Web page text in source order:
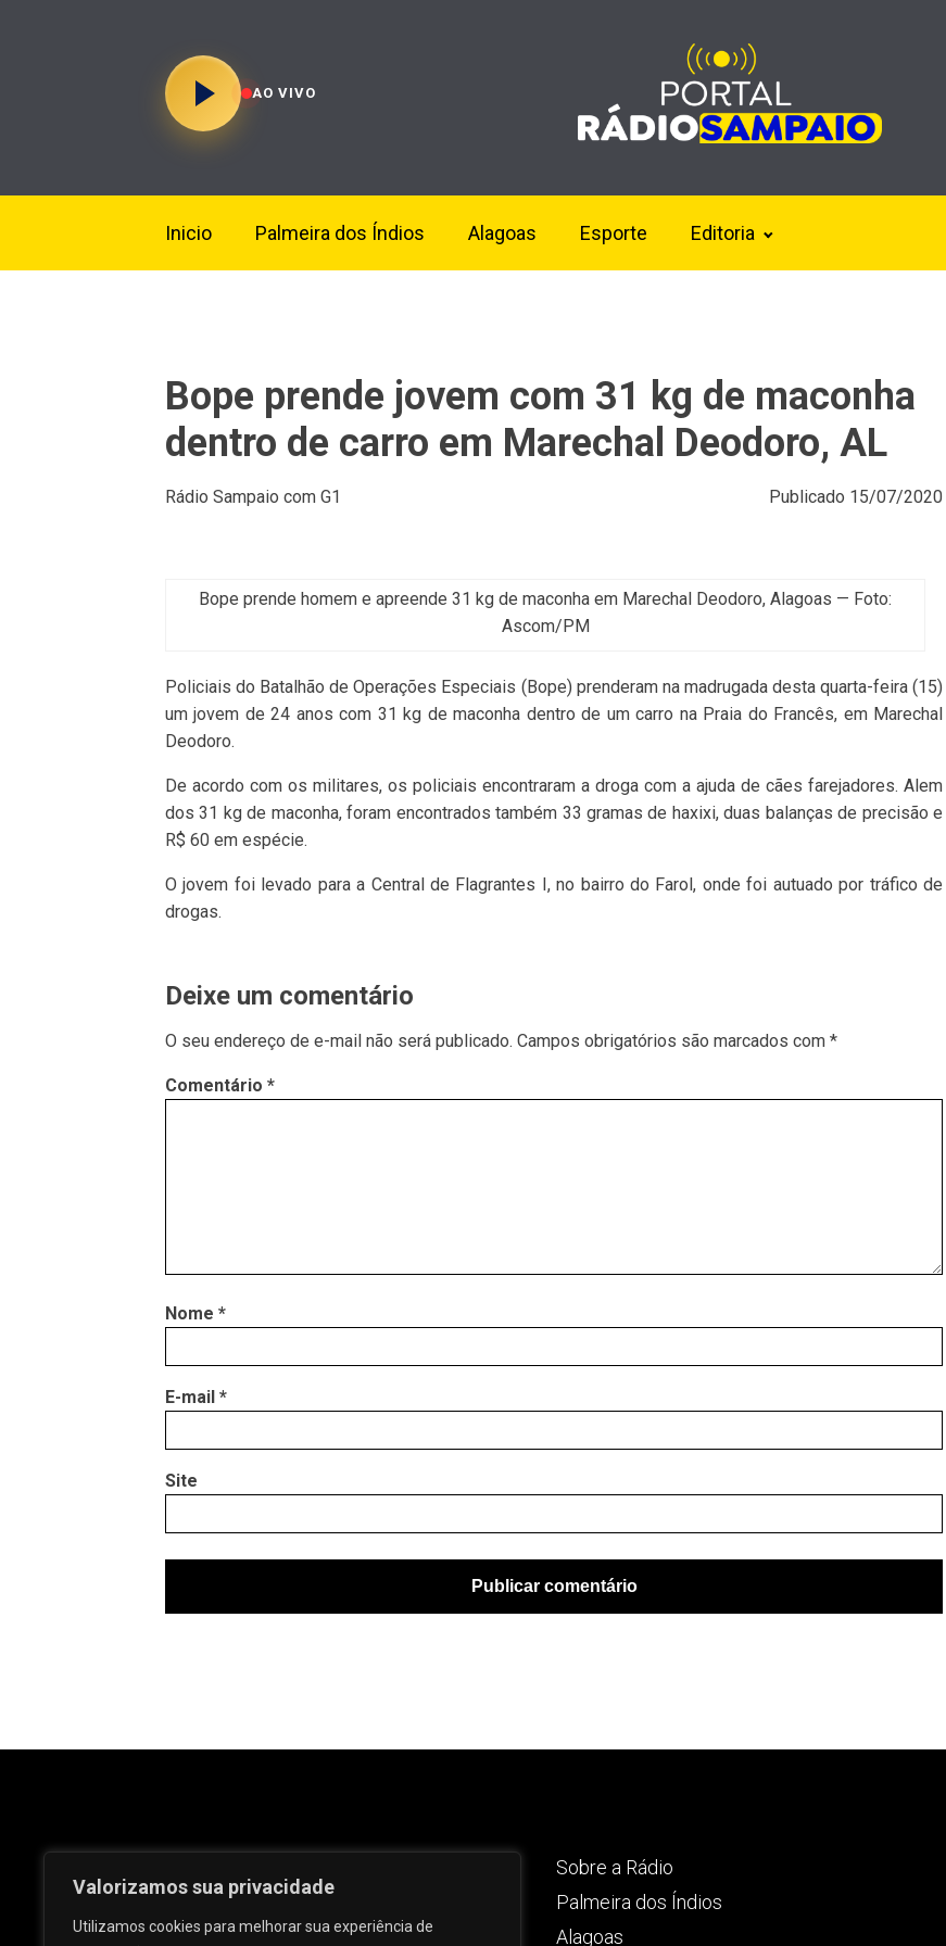
Valorizamos sua privacidade
Utilizamos cookies para melhorar sua experiência de
AO VIVO
Inicio Palmeira dos Índios Alagoas Esporte Editoria
Bope prende jovem com 31 kg de maconha
dentro de carro em Marechal Deodoro, AL
Rádio Sampaio com G1 Publicado 15/07/2020
Bope prende homem e apreende 31 kg de maconha em Marechal Deodoro, Alagoas — Foto:
Ascom/PM
Policiais do Batalhão de Operações Especiais (Bope) prenderam na madrugada desta quarta-feira (15)
um jovem de 24 anos com 31 kg de maconha dentro de um carro na Praia do Francês, em Marechal
Deodoro.
De acordo com os militares, os policiais encontraram a droga com a ajuda de cães farejadores. Alem
dos 31 kg de maconha, foram encontrados também 33 gramas de haxixi, duas balanças de precisão e
R$ 60 em espécie.
O jovem foi levado para a Central de Flagrantes I, no bairro do Farol, onde foi autuado por tráfico de
drogas.
Deixe um comentário
O seu endereço de e-mail não será publicado. Campos obrigatórios são marcados com *
Comentário *
Nome *
E-mail *
Site
Sobre a Rádio
Palmeira dos Índios
Alagoas